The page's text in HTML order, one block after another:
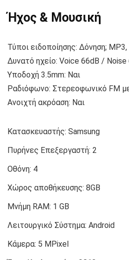
Ήχος & Μουσική
Τύποι ειδοποίησης: Δόνηση;
Δυνατό ηχείο: Voice 66dB /
Υποδοχή 3.5mm: Ναι
Ραδιόφωνο: Στερεοφωνικό FM
Ανοιχτή ακρόαση: Ναι
Κατασκευαστής: Samsung
Πυρήνες Επεξεργαστή: 2
Οθόνη: 4
Χώρος αποθήκευσης: 8GB
Μνήμη RAM: 1 GB
Λειτουργικό Σύστημα: Android
Κάμερα: 5 MPixel